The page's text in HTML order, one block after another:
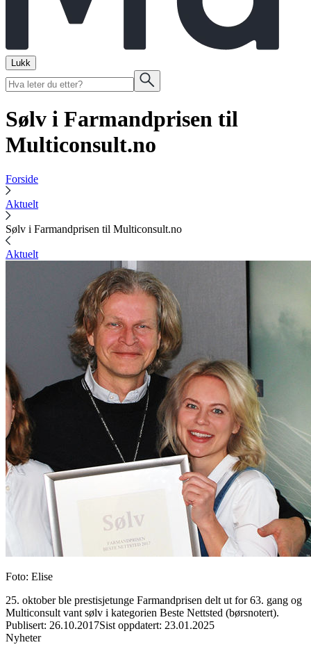
Lukk
Sølv i Farmandprisen til
Multiconsult.no
Forside
Aktuelt
Sølv i Farmandprisen til Multiconsult.no
Aktuelt
Foto: Elise
25. oktober ble prestisjetunge Farmandprisen delt ut for 63. gang og
Multiconsult vant sølv i kategorien Beste Nettsted (børsnotert).
Publisert: 26.10.2017Sist oppdatert: 23.01.2025
Nyheter